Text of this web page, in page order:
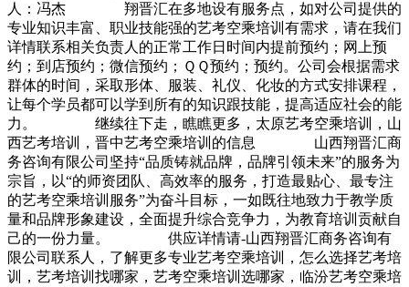
人：冯杰 翔晋汇在多地设有服务点，如对公司提供的
专业知识丰富、职业技能强的艺考空乘培训有需求，请在我们
详情联系相关负责人的正常工作日时间内提前预约；网上预
约；到店预约；微信预约；ＱＱ预约；预约。公司会根据需求
群体的时间，采取形体、服装、礼仪、化妆的方式安排课程，
让每个学员都可以学到所有的知识跟技能，提高适应社会的能
力。 继续往下走，瞧瞧更多，太原艺考空乘培训，山
西艺考培训，晋中艺考空乘培训的信息 山西翔晋汇商
务咨询有限公司坚持“品质铸就品牌，品牌引领未来”的服务为
宗旨，以“的师资团队、高效率的服务，打造最贴心、最专注
的艺考空乘培训服务”为奋斗目标，一如既往地致力于教学质
量和品牌形象建设，全面提升综合竞争力，为教育培训贡献自
己的一份力量。 供应详情请-山西翔晋汇商务咨询有
限公司联系人，了解更多专业艺考空乘培训，怎么选择艺考培
训，艺考培训找哪家，艺考空乘培训选哪家，临汾艺考空乘培